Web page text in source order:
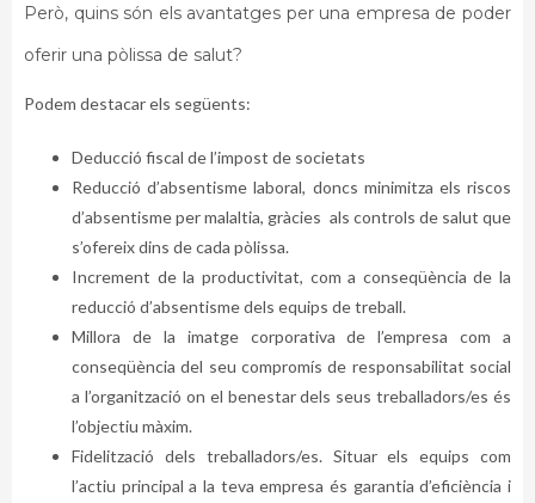
Però, quins són els avantatges per una empresa de poder
oferir una pòlissa de salut?
Podem destacar els següents:
Deducció fiscal de l’impost de societats
Reducció d’absentisme laboral, doncs minimitza els riscos
d’absentisme per malaltia, gràcies als controls de salut que
s’ofereix dins de cada pòlissa.
Increment de la productivitat, com a conseqüència de la
reducció d’absentisme dels equips de treball.
Millora de la imatge corporativa de l’empresa com a
conseqüència del seu compromís de responsabilitat social
a l’organització on el benestar dels seus treballadors/es és
l’objectiu màxim.
Fidelització dels treballadors/es. Situar els equips com
l’actiu principal a la teva empresa és garantia d’eficiència i